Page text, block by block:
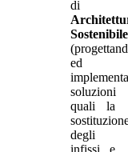
di
Sostenibile
ed
soluzioni
quali la
degli
infissi e